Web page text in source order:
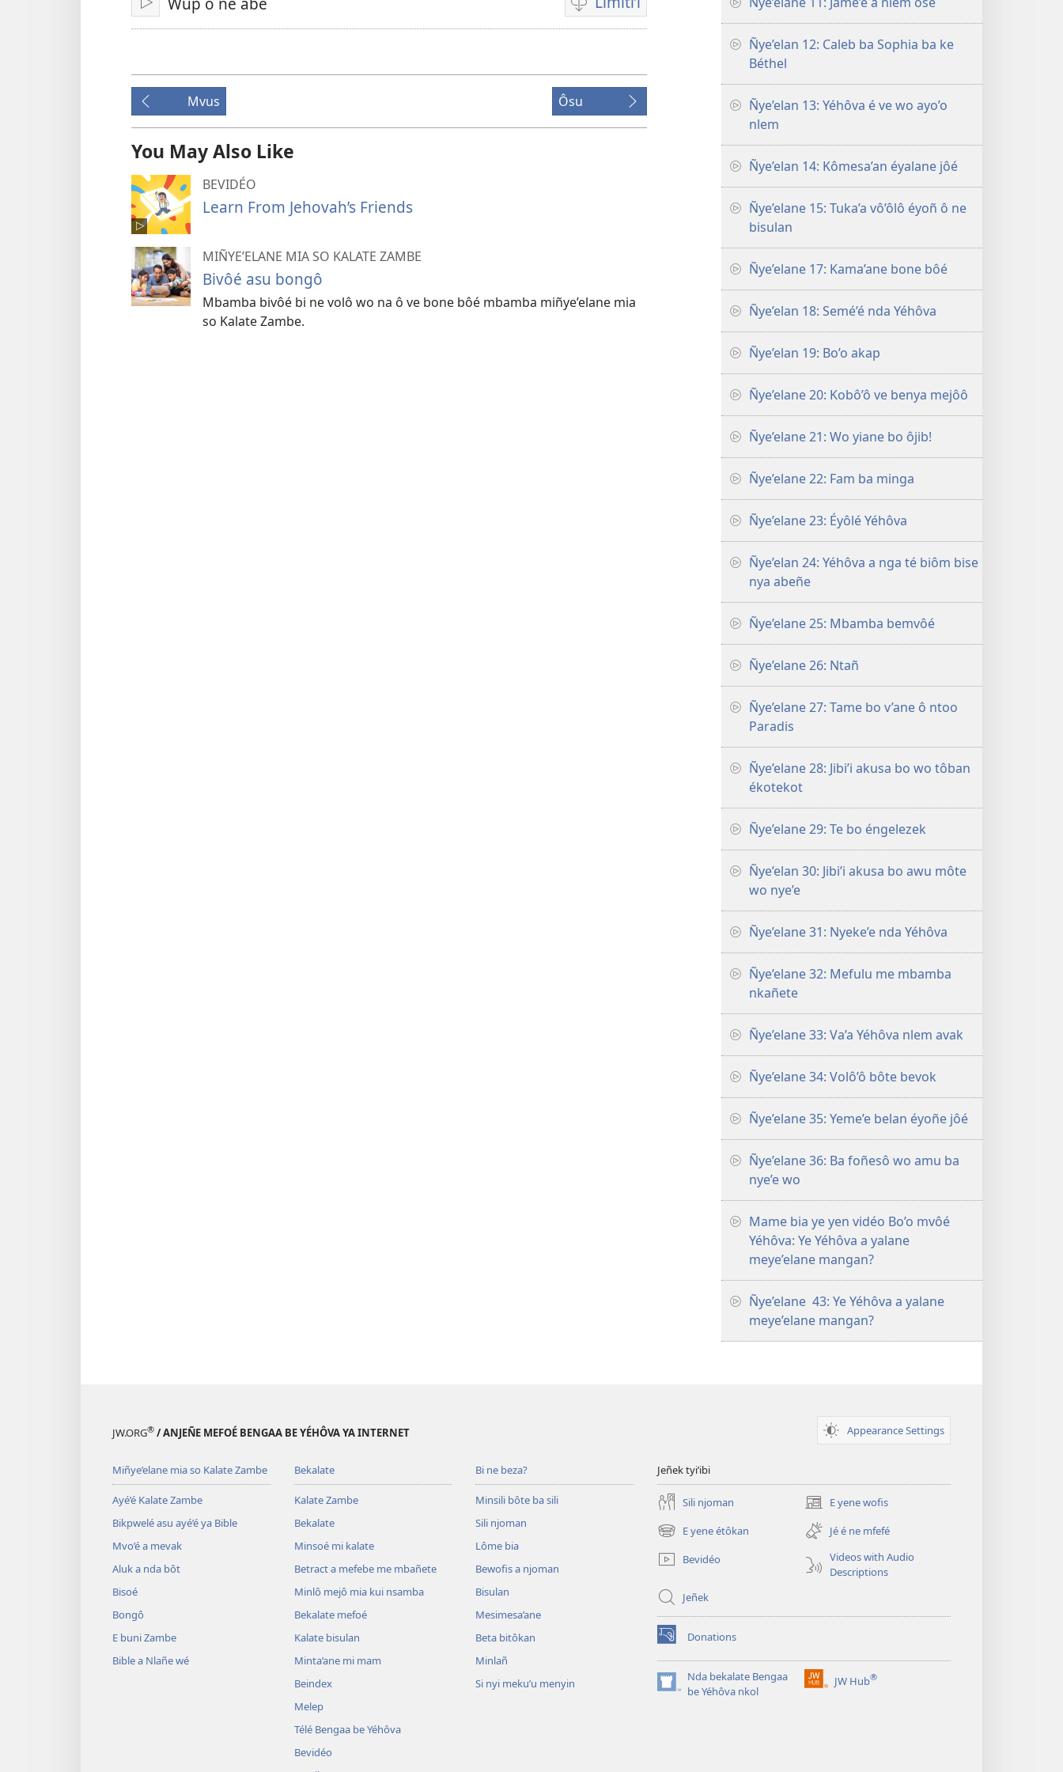
yiFitik
na
wuluu
Tobô'
mam
volô
na
ô
Mvus Ôsu
You May Also Like
BEVIDÉO
Learn From Jehovah’s Friends
MIÑYE’ELANE MIA SO KALATE ZAMBE
Bivôé asu bongô
Mbamba bivôé bi ne volô wo na ô ve bone bôé mbamba miñye’elane mia
so Kalate Zambe.
Ñye’elan 12: Caleb ba Sophia ba ke
Béthel
Ñye’elan 13: Yéhôva é ve wo ayo’o
nlem
Ñye’elan 14: Kômesa’an éyalane jôé
Ñye’elane 15: Tuka’a vô’ôlô éyoñ ô ne
bisulan
Ñye’elane 17: Kama’ane bone bôé
Ñye’elan 18: Semé’é nda Yéhôva
Ñye’elan 19: Bo’o akap
Ñye’elane 20: Kobô’ô ve benya mejôô
Ñye’elane 21: Wo yiane bo ôjib!
Ñye’elane 22: Fam ba minga
Ñye’elane 23: Éyôlé Yéhôva
Ñye’elan 24: Yéhôva a nga té biôm bise
nya abeñe
Ñye’elane 25: Mbamba bemvôé
Ñye’elane 26: Ntañ
Ñye’elane 27: Tame bo v’ane ô ntoo
Paradis
Ñye’elane 28: Jibi’i akusa bo wo tôban
ékotekot
Ñye’elane 29: Te bo éngelezek
Ñye’elan 30: Jibi’i akusa bo awu môte
wo nye’e
Ñye’elane 31: Nyeke’e nda Yéhôva
Ñye’elane 32: Mefulu me mbamba
nkañete
Ñye’elane 33: Va’a Yéhôva nlem avak
Ñye’elane 34: Volô’ô bôte bevok
Ñye’elane 35: Yeme’e belan éyoñe jôé
Ñye’elane 36: Ba foñesô wo amu ba
nye’e wo
Mame bia ye yen vidéo Bo’o mvôé
Yéhôva: Ye Yéhôva a yalane
meye’elane mangan?
Ñye’elane 43: Ye Yéhôva a yalane
meye’elane mangan?
JW.ORG® / ANJEÑE MEFOÉ BENGAA BE YÉHÔVA YA INTERNET Appearance Settings
Miñye’elane mia so Kalate Zambe
Ayé’é Kalate Zambe
Bikpwelé asu ayé’é ya Bible
Mvo’é a mevak
Aluk a nda bôt
Bisoé
Bongô
E buni Zambe
Bible a Nlañe wé
Bekalate
Kalate Zambe
Bekalate
Minsoé mi kalate
Betract a mefebe me mbañete
Minlô mejô mia kui nsamba
Bekalate mefoé
Kalate bisulan
Minta’ane mi mam
Beindex
Melep
Télé Bengaa be Yéhôva
Bevidéo
Bi ne beza?
Minsili bôte ba sili
Sili njoman
Lôme bia
Bewofis a njoman
Bisulan
Mesimesa’ane
Beta bitôkan
Minlañ
Si nyi meku’u menyin
Jeñek tyi’ibi
Sili njoman E yene wofis
(opens
new
window)
E yene étôkan
(opens
new
window)
Jé é ne mfefé
Bevidéo
Videos with Audio
Descriptions
Jeñek
Donations
(opens
new
window)Nda bekalate Bengaa
be Yéhôva nkol
(opens
JW Hub®
(opens